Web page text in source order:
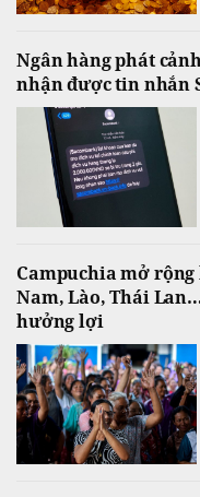
Ngân hàng phát
nhận được tin nhắn
Campuchia mở
Nam, Lào, Thái
hưởng lợi